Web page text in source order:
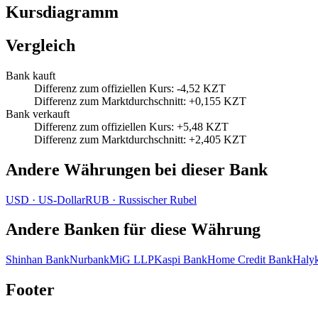
Kursdiagramm
Vergleich
Bank kauft
Differenz zum offiziellen Kurs: -4,52 KZT
Differenz zum Marktdurchschnitt: +0,155 KZT
Bank verkauft
Differenz zum offiziellen Kurs: +5,48 KZT
Differenz zum Marktdurchschnitt: +2,405 KZT
Andere Währungen bei dieser Bank
USD · US‑DollarRUB · Russischer Rubel
Andere Banken für diese Währung
Shinhan BankNurbankMiG LLPKaspi BankHome Credit Bank
Footer